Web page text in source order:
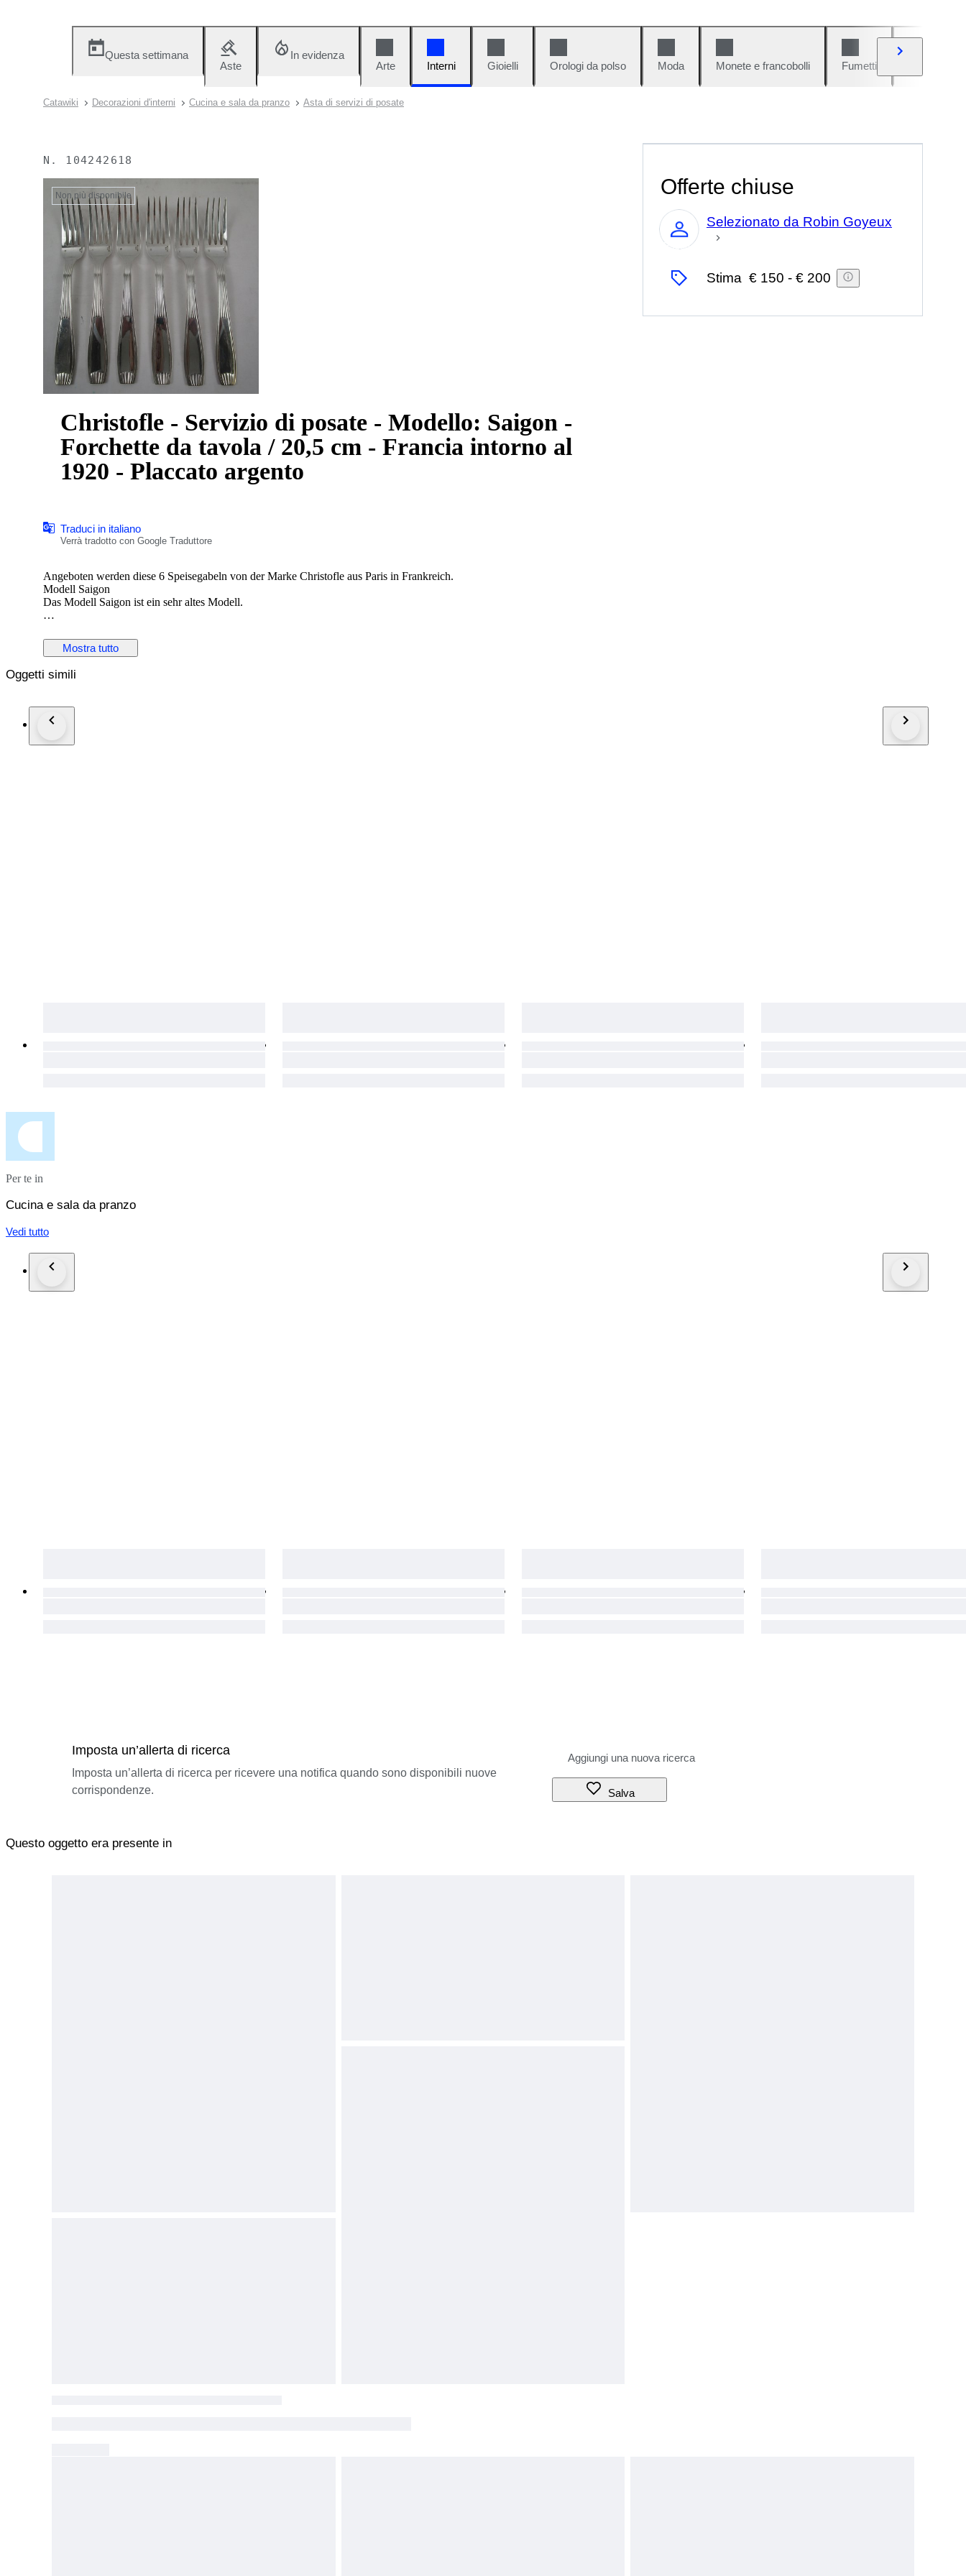
Questa settimana
Aste
In evidenza
Arte
Interni Gioielli Orologi da polso Moda Monete e francobolli Fumetti
Catawiki Decorazioni d'interni Cucina e sala da pranzo Asta di servizi di posate
N. 104242618
Non più disponibile
Christofle - Servizio di posate - Modello: Saigon -
Forchette da tavola / 20,5 cm - Francia intorno al
1920 - Placcato argento
Traduci in italiano
Verrà tradotto con Google Traduttore
Angeboten werden diese 6 Speisegabeln von der Marke Christofle aus Paris in Frankreich.
Modell Saigon
Das Modell Saigon ist ein sehr altes Modell.
Den Zustand der Löffel würde ich als hervorragend bezeichnen.
Bitte schauen sie sich daher die Bilder an.
Maße:
Speisegabel
Gewicht ca. 77 g
Mostra tutto
Offerte chiuse
Esperto
Selezionato da Robin Goyeux
Stima € 150 - € 200
Oggetti simili
Per te in
Cucina e sala da pranzo
Vedi tutto
Imposta un’allerta di ricerca
Imposta un’allerta di ricerca per ricevere una notifica quando sono disponibili nuove
corrispondenze.
Salva
Questo oggetto era presente in